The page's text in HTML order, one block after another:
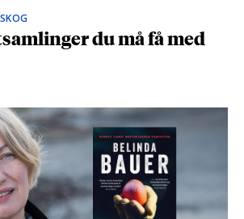
du må få med